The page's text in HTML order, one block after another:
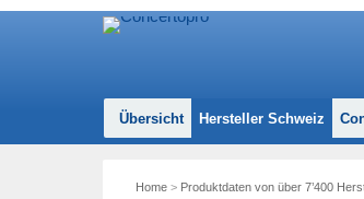
Übersicht Hersteller Schweiz
Home> Produktdaten von über 7’400